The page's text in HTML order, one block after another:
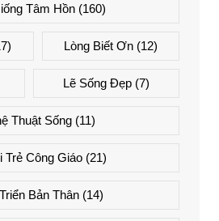
Tâm Hồn (160)
Lòng Biết Ơn(12)
Lẽ Sống Đẹp(7)
Thuật Sống (11)
Trẻ Công Giáo (21)
Bản Thân (14)